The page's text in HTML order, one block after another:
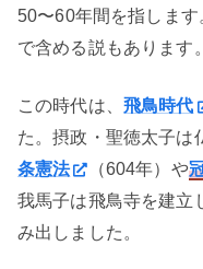
50〜60年間を指しま
で含める説もあります。
この時代は、 飛鳥時代
た。摂政・聖徳太子は
条憲法
（604年）や
我馬子は飛鳥寺を建立
み出しました。